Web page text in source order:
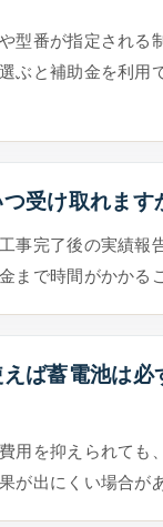
型番が指定される
ぶと補助金を利用
受け取れます
事完了後の実績報
まで時間がかかる
ば蓄電池は必
用を抑えられても
が出にくい場合が